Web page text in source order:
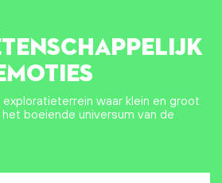
waar klein en groot
boeiende universum van de